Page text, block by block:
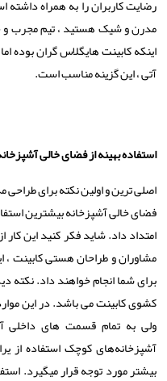
رضایت کاربران را به همراه داشته
مدرن و شیک هستید ، تیم مجرب و
اینکه کابینت هایگلاس گران بوده
آتی ، این گزینه مناسب است.
استفاده بهینه از فضای خالی آشپزخانه
اصلی ترین و اولین نکته برای
فضای خالی آشپزخانه بیشترین
امتداد داد. شاید فکر کنید این کار
مشاوران و طراحان هستی کابینت ،
برای شما انجام خواهند داد. نکته
کشوی کابینت می ‌باشد. در این
ولی به تمام قسمت های داخلی
آشپزخانه‌های کوچک استفاده از
بیشتر مورد توجه قرار میگیرد.